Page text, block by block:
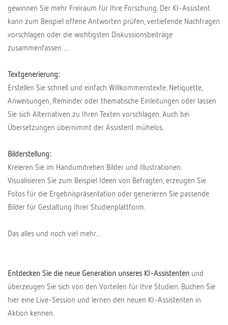
gewinnen Sie mehr Freiraum für Ihre Forschung. Der KI-Assistent
kann zum Beispiel offene Antworten prüfen, vertiefende Nachfragen
vorschlagen oder die wichtigsten Diskussionsbeiträge
zusammenfassen …
Textgenerierung:
Erstellen Sie schnell und einfach Willkommenstexte, Netiquette,
Anweisungen, Reminder oder thematische Einleitungen oder lassen
Sie sich Alternativen zu Ihren Texten vorschlagen. Auch bei
Übersetzungen übernimmt der Assistent mühelos.
Bilderstellung:
Kreieren Sie im Handumdrehen Bilder und Illustrationen.
Visualisieren Sie zum Beispiel Ideen von Befragten, erzeugen Sie
Fotos für die Ergebnispräsentation oder generieren Sie passende
Bilder für Gestaltung Ihrer Studienplattform.
Das alles und noch viel mehr…
Entdecken Sie die neue Generation unseres KI-Assistenten und
überzeugen Sie sich von den Vorteilen für Ihre Studien. Buchen Sie
hier eine Live-Session und lernen den neuen KI-Assistenten in
Aktion kennen.